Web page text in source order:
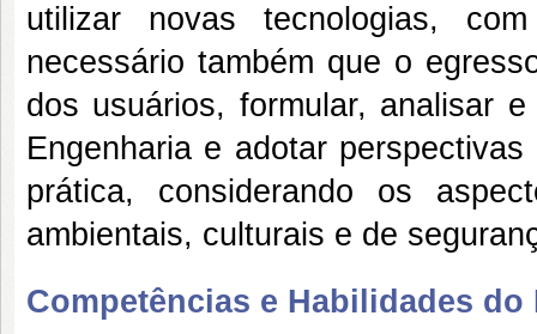
utilizar novas tecnologias,
necessário também que o
dos usuários, formular, analisar
Engenharia e adotar
prática, considerando os
ambientais, culturais e de
Competências e Habilidades